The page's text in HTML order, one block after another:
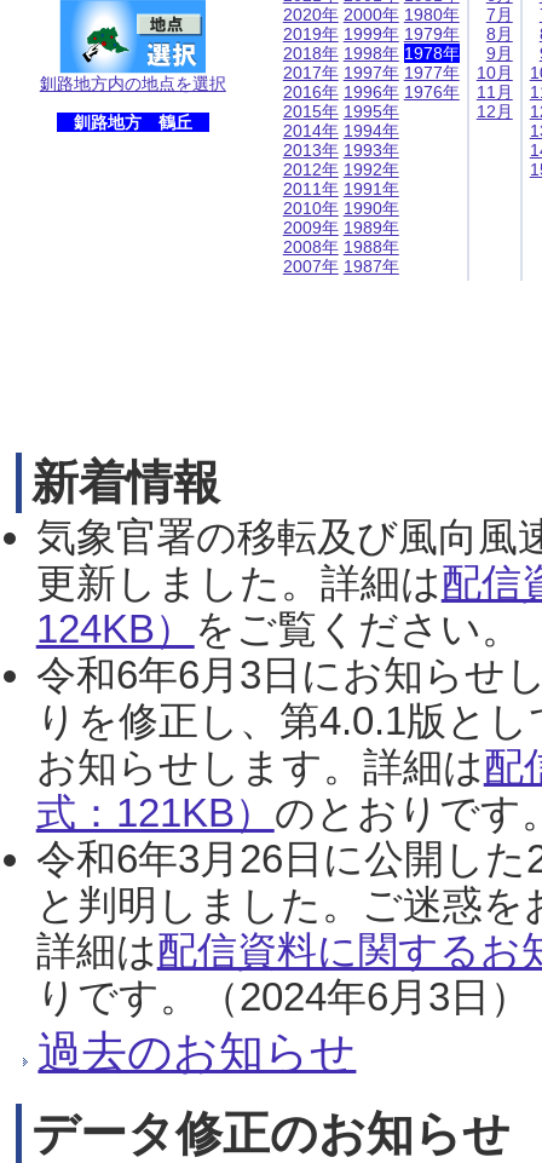
釧路地方内の地点を選択
釧路地方 鶴丘
2020年
2019年
2018年
2017年
2016年
2015年
2014年
2013年
2012年
2011年
2010年
2009年
2008年
2007年
2000年
1999年
1998年
1997年
1996年
1995年
1994年
1993年
1992年
1991年
1990年
1989年
1988年
1987年
1980年
1979年
1978年
1977年
1976年
7月
8月
9月
10月
11月
12月
新着情報
気象官署の移転及び風向風
更新しました。詳細は配信
124KB） をご覧ください。
令和6年6月3日にお知らせ
りを修正し、第4.0.1版と
お知らせします。詳細は配
式：121KB） のとおりです
令和6年3月26日に公開し
と判明しました。ご迷惑
詳細は配信資料に関するお
りです。（2024年6月3日）
過去のお知らせ
データ修正のお知らせ